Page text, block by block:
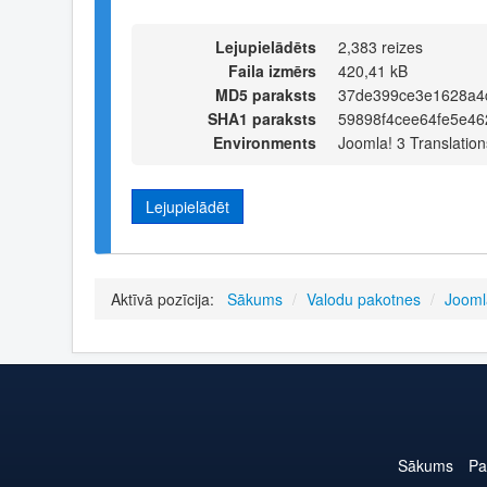
Lejupielādēts
2,383 reizes
Faila izmērs
420,41 kB
MD5 paraksts
SHA1 paraksts
Environments
Joomla! 3
Lejupielādēt
Aktīvā pozīcija: Sākums / Valodu pakotnes /
Sākums